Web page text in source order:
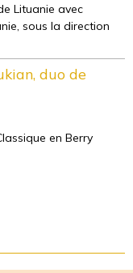
Lituanie avec
sous la direction
duo de
en Berry